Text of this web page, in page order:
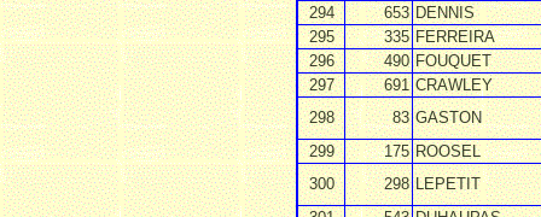
294 653 DENNIS
295
335 FERREIRA
296
490 FOUQUET
297
691 CRAWLEY
298
83 GASTON
299
175 ROOSEL
300
298 LEPETIT